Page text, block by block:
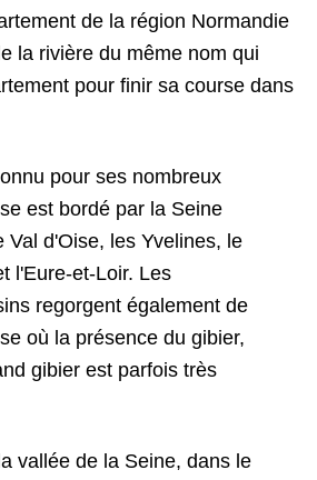
de la région Normandie
la rivière du même nom qui
pour finir sa course dans
pour ses nombreux
est bordé par la Seine
Val d'Oise, les Yvelines, le
l'Eure-et-Loir. Les
regorgent également de
où la présence du gibier,
gibier est parfois très
vallée de la Seine, dans le